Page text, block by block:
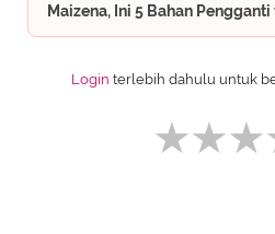
Maizena, Ini 5 Bahan
Login terlebih dahulu untuk